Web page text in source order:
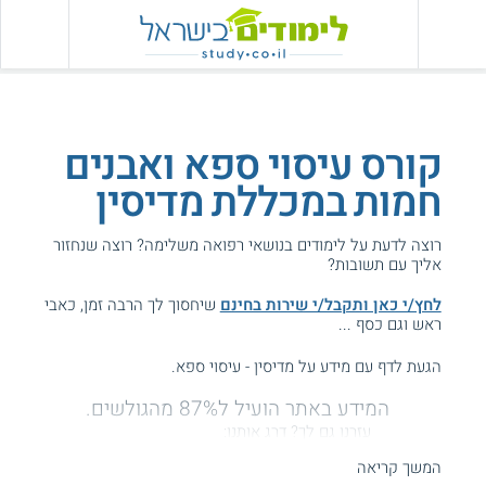
קורס עיסוי ספא ואבנים
חמות במכללת מדיסין
רוצה לדעת על לימודים בנושאי רפואה משלימה? רוצה שנחזור
אליך עם תשובות?
לחץ/י כאן ותקבל/י שירות בחינם שיחסוך לך הרבה זמן, כאבי
ראש וגם כסף ...
הגעת לדף עם מידע על מדיסין - עיסוי ספא.
המידע באתר הועיל ל87% מהגולשים.
עזרנו גם לך? דרג אותנו:
המשך קריאה